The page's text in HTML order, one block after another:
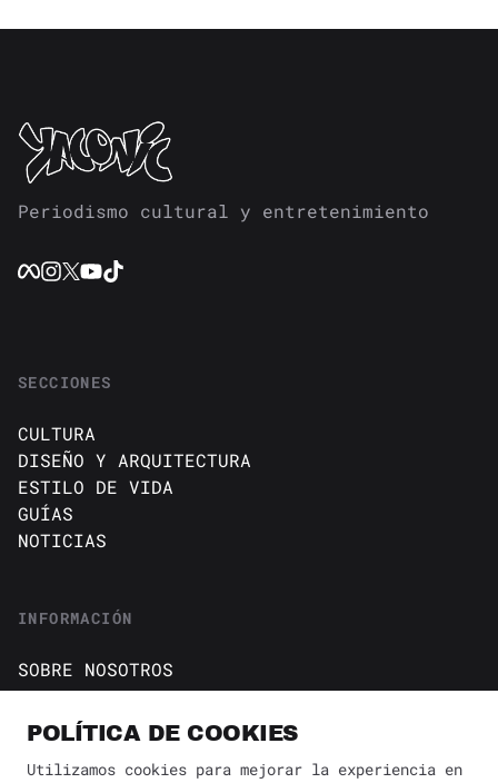
Periodismo cultural y entretenimiento
SECCIONES
CULTURA
DISEÑO Y ARQUITECTURA
ESTILO DE VIDA
GUÍAS
NOTICIAS
INFORMACIÓN
SOBRE NOSOTROS
CONTACTO
Política de cookies
AVISO DE PRIVACIDAD
POLÍTICA DE COOKIES
Utilizamos cookies para mejorar la experiencia en